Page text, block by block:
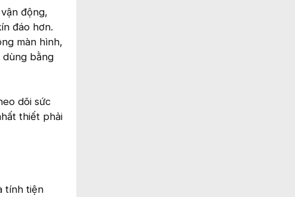
động,
đáo hơn.
màn hình,
dùng bằng
dõi sức
thiết phải
tính tiện